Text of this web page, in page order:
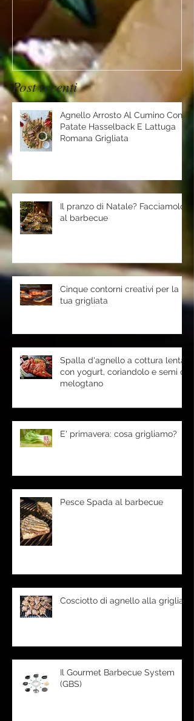
Post recenti
Agnello Arrosto Al Cumino Con
Patate Hasselback E Lattuga
Romana Grigliata
Il pranzo di Natale? Facciamolo
al barbecue
Cinque contorni creativi per la
tua grigliata
Spalla d'agnello a cottura lenta
con yogurt, coriandolo e semi di
melogtano
E' primavera: cosa grigliamo?
Pesce Spada al barbecue
Cosciotto di agnello alla griglia
Il Gourmet Barbecue System
(GBS)